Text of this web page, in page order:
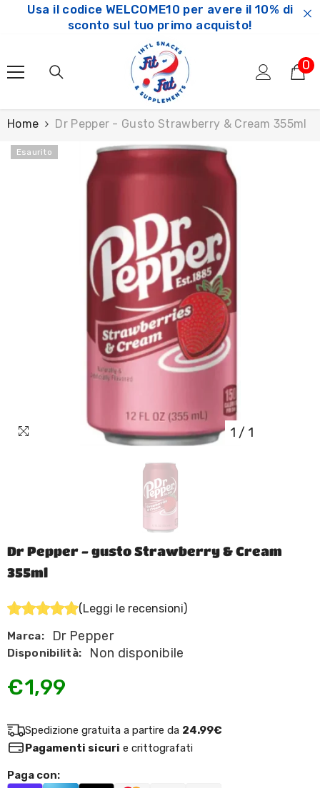
SKIP TO CONTENT
Usa il codice WELCOME10 per avere il 10% di
sconto sul tuo primo acquisto!
00
Home Dr Pepper - Gusto Strawberry & Cream 355ml
Esaurito
1 / 1
Dr Pepper - gusto Strawberry & Cream
355ml
(Leggi le recensioni)
Marca: Dr Pepper
Disponibilità: Non disponibile
€1,99
Spedizione gratuita a partire da 24.99€
Pagamenti sicuri e crittografati
Paga con: